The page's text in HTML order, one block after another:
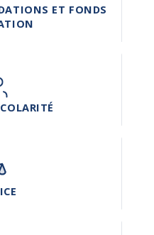
ET FONDS